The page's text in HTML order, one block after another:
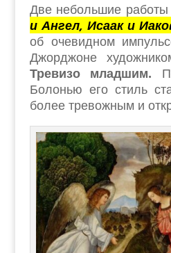
Две небольшие
и Ангел, Исаак и
об очевидном
Джорджоне
Тревизо младшим.
Болонью его стиль
более тревожным и